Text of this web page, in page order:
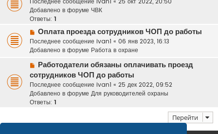
н
и
е
о
о
б
щ
е
н
и
в
о
с
о
о
б
щ
е
н
и
е
Добавлено в форуме ЧВК
Ответы: 1
Н
о
в
е
с
о
о
б
Оплата проезда сотрудников ЧОП до работы
Последнее сообщение ivan1 « 06 янв 2023, 16:13
Добавлено в форуме Работа в охране
Н
о
о
о
Работодатели обязаны оплачивать проезд
сотрудников ЧОП до работы
Последнее сообщение ivan1 « 25 дек 2022, 09:52
Добавлено в форуме Для руководителей охраны
Ответы: 1
Перейти